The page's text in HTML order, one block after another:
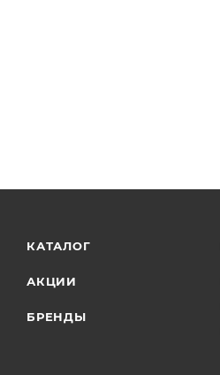
КАТАЛОГ
АКЦИИ
БРЕНДЫ